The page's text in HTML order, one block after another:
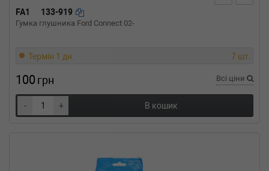
FA1 133-919
Гумка глушника Ford Connect 02-
Термін 1 дн. 7 шт.
100 грн Всі ціни
- + В кошик